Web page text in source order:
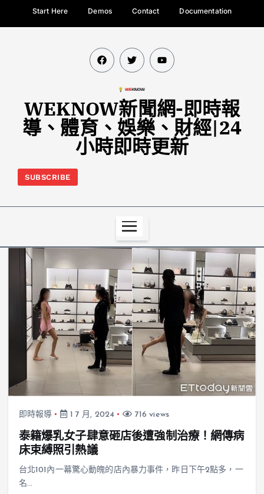
Start Here Demos Contact Documentation
WEKNOW新聞網-即時報
導、體育、娛樂、財經|24
小時即時更新
SUBSCRIBE
即時報導 1 7 月, 2024 716 views
泰籍爆乳女子肆意砸店後遭強制治療！網傳病
床束縛照引熱議
台北101內一幕驚心動魄的店內暴力事件，昨日下午2點多，一
名…